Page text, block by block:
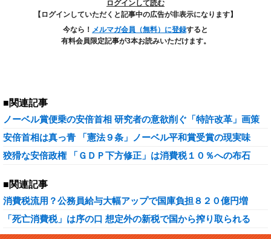
ログインして読む
【ログインしていただくと記事中の広告が非表示になります】
今なら！ メルマガ会員（無料）に登録すると
有料会員限定記事が3本お読みいただけます。
■関連記事
ノーベル賞便乗の安倍首相 研究者の意欲削ぐ「特許改革」画策
安倍首相は真っ青 「憲法９条」ノーベル平和賞受賞の現実味
狡猾な安倍政権 「ＧＤＰ下方修正」は消費税１０％への布石
■関連記事
消費税流用？公務員給与大幅アップで国庫負担８２０億円増
「死亡消費税」は序の口 想定外の新税で国から搾り取られる